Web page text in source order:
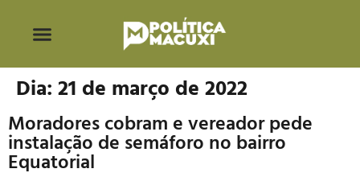
Dia: 21 de março de 2022
Moradores cobram e vereador pede
instalação de semáforo no bairro
Equatorial